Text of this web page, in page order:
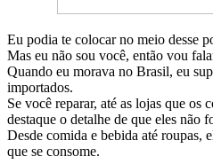
Eu podia te colocar no meio desse
Mas eu não sou você, então vou
Quando eu morava no Brasil, eu
importados.
Se você reparar, até as lojas que os
destaque o detalhe de que eles não
Desde comida e bebida até roupas,
que se consome.